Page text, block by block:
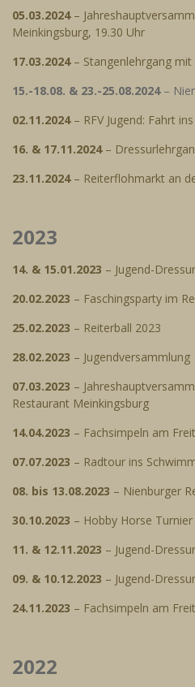
05.03.2024–
Meinkingsburg, 19.30 Uhr
17.03.2024– Stangenlehrgang mit
15.-18.08. & 23.-25.08.2024–
02.11.2024– RFV Jugend: Fahrt
16. & 17.11.2024–
23.11.2024– Reiterflohmarkt an
2023
14. & 15.01.2023 – Jugend-
20.02.2023 – Faschingsparty im
25.02.2023 – Reiterball 2023
28.02.2023 – Jugendversammlung
07.03.2023 –
Restaurant Meinkingsburg
14.04.2023 – Fachsimpeln am
07.07.2023 – Radtour ins
08. bis 13.08.2023 – Nienburger
30.10.2023 – Hobby Horse Turnier
11. & 12.11.2023 – Jugend-
09. & 10.12.2023 – Jugend-
24.11.2023 – Fachsimpeln am
2022